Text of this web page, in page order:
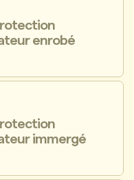
enrobé
immergé